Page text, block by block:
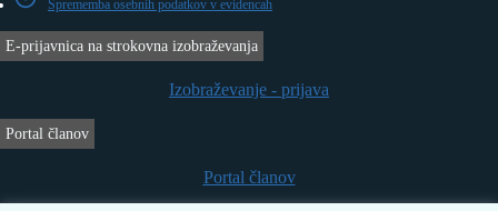
Sprememba osebnih podatkov v evidencah
E-prijavnica na strokovna izobraževanja
Izobraževanje - prijava
Portal članov
Portal članov